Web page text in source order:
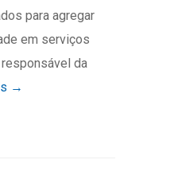
para agregar
em serviços
da
→